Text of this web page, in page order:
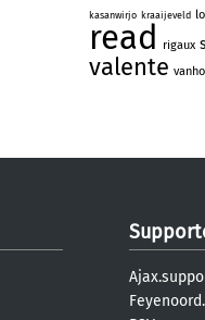
kasanwirjo kraaijeveld
read rigaux
valente